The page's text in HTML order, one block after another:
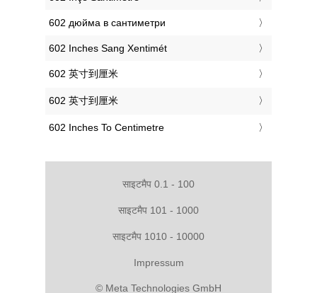
‎602 дюйма в сантиметри
‎602 Inches Sang Xentimét
‎602 英寸到厘米
‎602 英寸到厘米
‎602 Inches To Centimetre
साइटमैप 0.1 - 100
साइटमैप 101 - 1000
साइटमैप 1010 - 10000
Impressum
© Meta Technologies GmbH